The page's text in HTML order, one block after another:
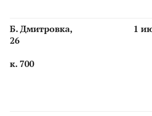
Б. Дмитровка,
26
к. 700
1